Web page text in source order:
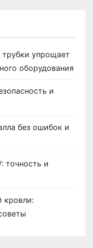
трубки упрощает
оборудования
и
без ошибок и
точность и
кровли: